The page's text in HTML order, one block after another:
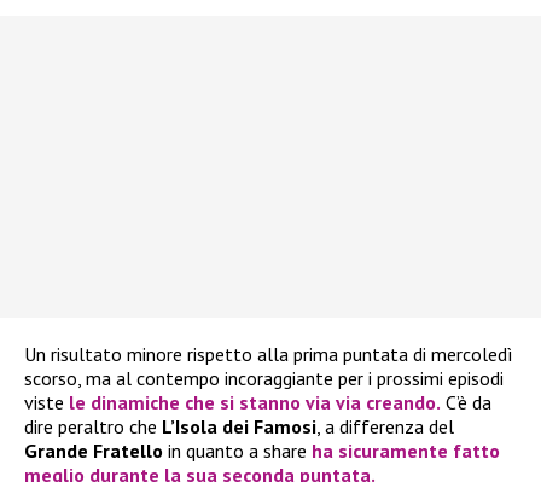
Un risultato minore rispetto alla prima puntata di mercoledì
scorso, ma al contempo incoraggiante per i prossimi episodi
viste le dinamiche che si stanno via via creando. C’è da
dire peraltro che L’Isola dei Famosi, a differenza del
Grande Fratello in quanto a share ha sicuramente fatto
meglio durante la sua seconda puntata.